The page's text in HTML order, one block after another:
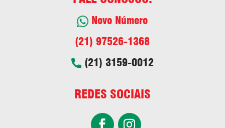
Novo Número
(21) 97526-1368
(21) 3159-0012
REDES SOCIAIS